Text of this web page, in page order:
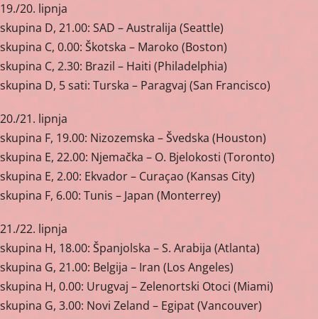
19./20. lipnja
skupina D, 21.00: SAD – Australija (Seattle)
skupina C, 0.00: Škotska – Maroko (Boston)
skupina C, 2.30: Brazil – Haiti (Philadelphia)
skupina D, 5 sati: Turska – Paragvaj (San Francisco)
20./21. lipnja
skupina F, 19.00: Nizozemska – Švedska (Houston)
skupina E, 22.00: Njemačka – O. Bjelokosti (Toronto)
skupina E, 2.00: Ekvador – Curaçao (Kansas City)
skupina F, 6.00: Tunis – Japan (Monterrey)
21./22. lipnja
skupina H, 18.00: Španjolska – S. Arabija (Atlanta)
skupina G, 21.00: Belgija – Iran (Los Angeles)
skupina H, 0.00: Urugvaj – Zelenortski Otoci (Miami)
skupina G, 3.00: Novi Zeland – Egipat (Vancouver)